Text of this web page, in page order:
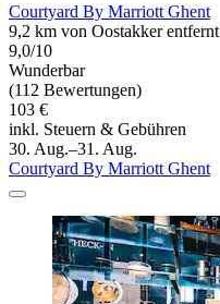
Courtyard By Marriott Ghent
9,2 km von Oostakker entfernt
9,0/10
Wunderbar
(112 Bewertungen)
103 €
inkl. Steuern & Gebühren
30. Aug.–31. Aug.
Courtyard By Marriott Ghent